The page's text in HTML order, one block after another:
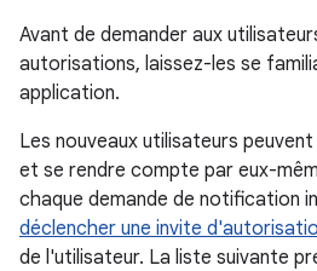
Avant de demander aux
autorisations, laissez-les se
application.
Les nouveaux utilisateurs
et se rendre compte par eux-
chaque demande de notification
déclencher une invite
de l'utilisateur. La liste suivante